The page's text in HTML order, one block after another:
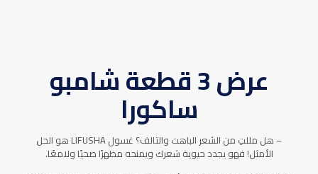
عرض 3 قطعة شامبو
ساكورا
– هل مللتِ من الشعر الباهت والتالف؟ غسول LIFUSHA هو الحل
الأمثل! فهو يجدد حيوية شعرك ويمنحه مظهرًا صحيًا ولامعًا.